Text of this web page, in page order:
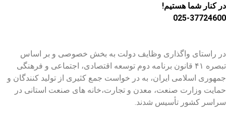
در کنار شما هستیم!
025-37724600
در راستای واگذاری وظایف دولت به بخش خصوصی و بر اساس
تبصره ۴۱ قانون برنامه دوم توسعه اقتصادی، اجتماعی و فرهنگی
جمهوری اسلامی ایران، به در خواست جمع کثیری از تولید کنندگان و
حمایت وزارت صنعت، معدن و تجارت،خانه های صنعت استانی در
سراسر کشور تأسیس شدند.